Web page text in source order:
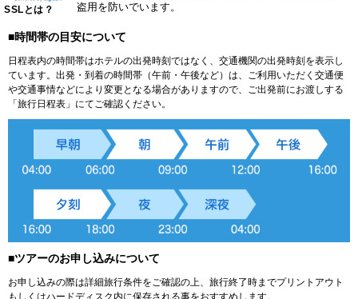
SSLとは？
盗用を防いでいます。
■時間帯の目安について
日程表内の時間帯はホテルの出発時刻ではなく、交通機関の出発時刻を表示し
ています。出発・到着の時間帯（午前・午後など）は、ご利用いただく交通便
や交通事情などにより変更となる場合がありますので、ご出発前にお渡しする
「旅行日程表」にてご確認ください。
■ツアーのお申し込みについて
お申し込みの際は詳細旅行条件をご確認の上、旅行終了時までプリントアウト
もしくはハードディスク内に保存される事をおすすめします。